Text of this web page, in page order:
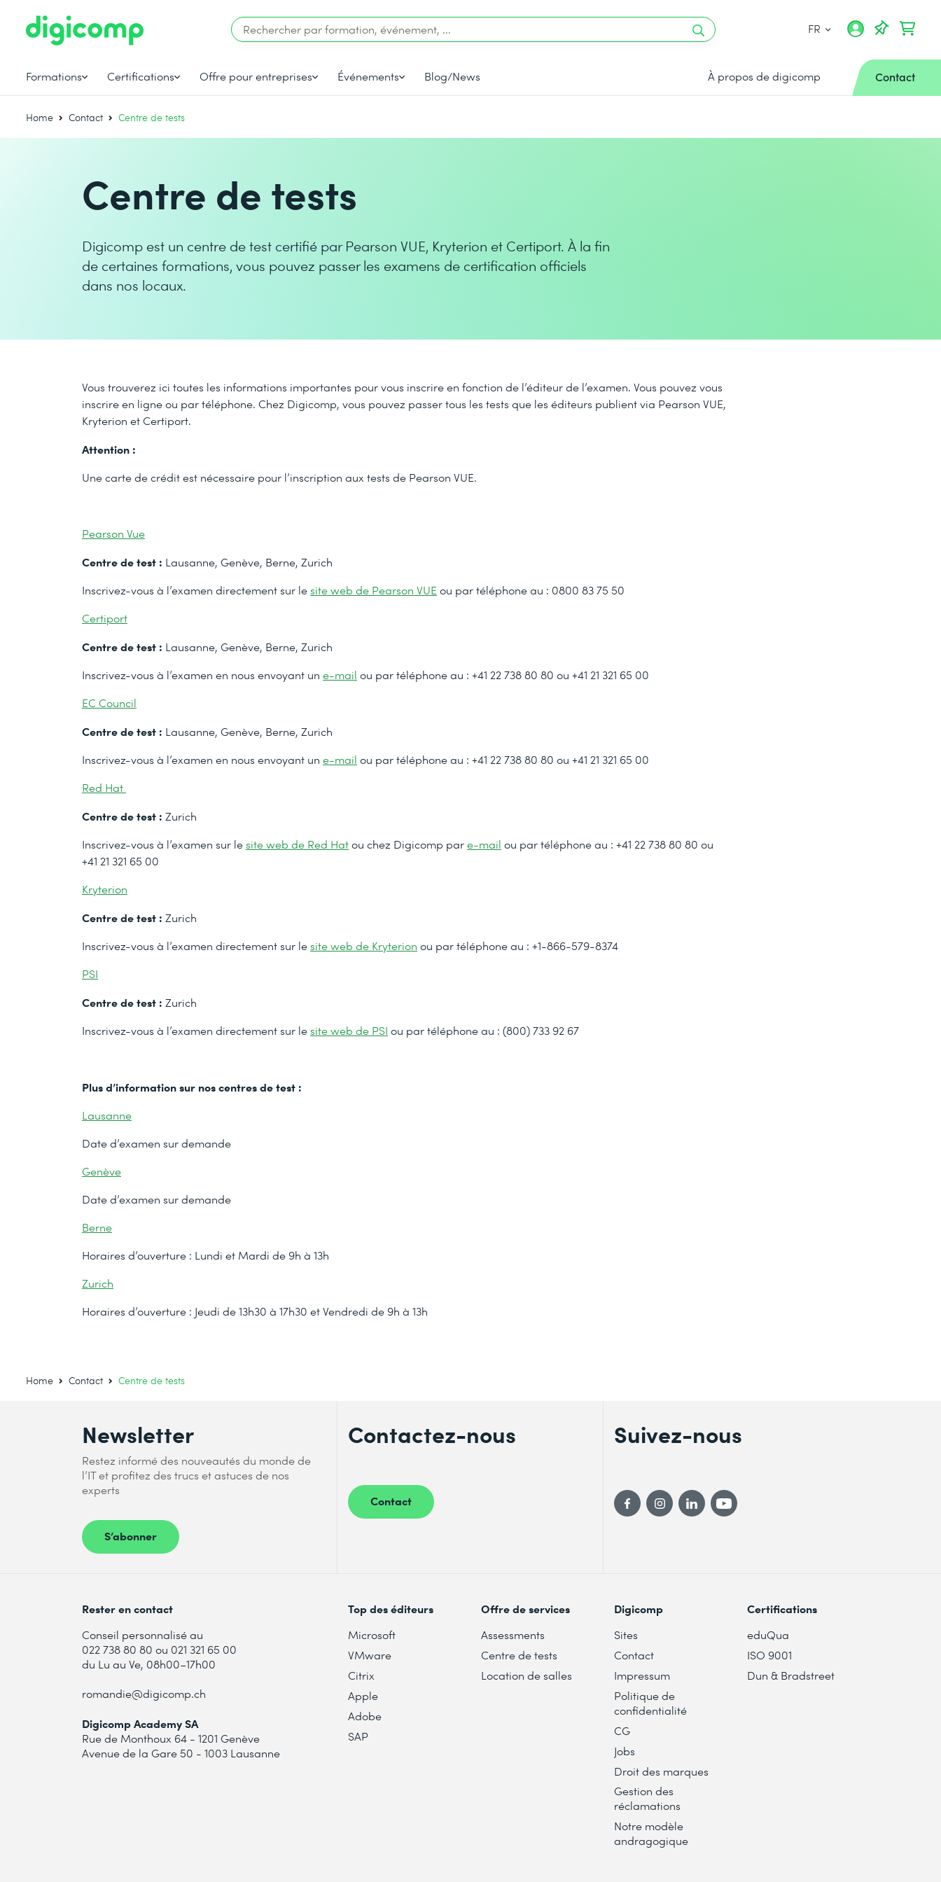
FR
Formations Certifications Offre pour entreprises Événements Blog/News À propos de digicomp Contact
Home Contact Centre de tests
Centre de tests
Digicomp est un centre de test certifié par Pearson VUE, Kryterion et Certiport. À la fin
de certaines formations, vous pouvez passer les examens de certification officiels
dans nos locaux.
Vous trouverez ici toutes les informations importantes pour vous inscrire en fonction de l’éditeur de l’examen. Vous pouvez vous
inscrire en ligne ou par téléphone. Chez Digicomp, vous pouvez passer tous les tests que les éditeurs publient via Pearson VUE,
Kryterion et Certiport.
Attention :
Une carte de crédit est nécessaire pour l’inscription aux tests de Pearson VUE.
Pearson Vue
Centre de test : Lausanne, Genève, Berne, Zurich
Inscrivez-vous à l’examen directement sur lesite web de Pearson VUE ou par téléphone au : 0800 83 75 50
Certiport
Centre de test : Lausanne, Genève, Berne, Zurich
Inscrivez-vous à l’examen en nous envoyant un e-mail ou par téléphone au : +41 22 738 80 80 ou +41 21 321 65 00
EC Council
Centre de test : Lausanne, Genève, Berne, Zurich
Inscrivez-vous à l’examen en nous envoyant un e-mail ou par téléphone au : +41 22 738 80 80 ou +41 21 321 65 00
Red Hat
Centre de test : Zurich
Inscrivez-vous à l’examen sur lesite web de Red Hatou chez Digicomp pare-mail ou par téléphone au : +41 22 738 80 80 ou
+41 21 321 65 00
Kryterion
Centre de test : Zurich
Inscrivez-vous à l’examen directement sur lesite web de Kryterion ou par téléphone au : +1-866-579-8374
PSI
Centre de test : Zurich
Inscrivez-vous à l’examen directement sur lesite web de PSI ou par téléphone au : (800) 733 92 67
Plus d’information sur nos centres de test :
Lausanne
Date d’examen sur demande
Genève
Date d’examen sur demande
Berne
Horaires d’ouverture : Lundi et Mardi de 9h à 13h
Zurich
Horaires d’ouverture : Jeudi de 13h30 à 17h30 et Vendredi de 9h à 13h
Home Contact Centre de tests
Newsletter
Restez informé des nouveautés du monde de
l’IT et profitez des trucs et astuces de nos
experts
S’abonner
Contactez-nous
Contact
Suivez-nous
Rester en contact
Conseil personnalisé au
022 738 80 80 ou 021 321 65 00
du Lu au Ve, 08h00–17h00
romandie@digicomp.ch
Digicomp Academy SA
Rue de Monthoux 64 - 1201 Genève
Avenue de la Gare 50 - 1003 Lausanne
Top des éditeurs
Microsoft
VMware
Citrix
Apple
Adobe
SAP
Offre de services
Assessments
Centre de tests
Location de salles
Digicomp
Sites
Contact
Impressum
Politique de
confidentialité
CG
Jobs
Droit des marques
Gestion des
réclamations
Notre modèle
andragogique
Certifications
eduQua
ISO 9001
Dun & Bradstreet